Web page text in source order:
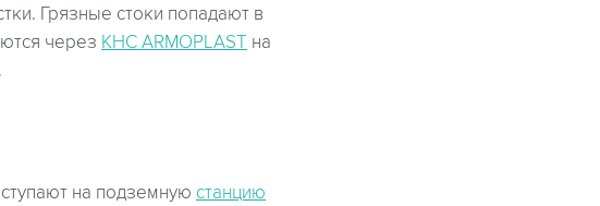
Грязные стоки попадают в
через КНС ARMOPLAST на
на подземную станцию